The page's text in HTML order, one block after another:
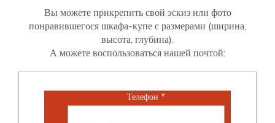
Вы можете прикрепить свой эскиз или фото
понравившегося шкафа-купе с размерами (ширина,
высота, глубина).
А можете воспользоваться нашей почтой:
Телефон *